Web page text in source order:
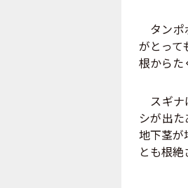
タンポ
がとって
根からた
スギナ
シが出
地下茎が
とも根絶